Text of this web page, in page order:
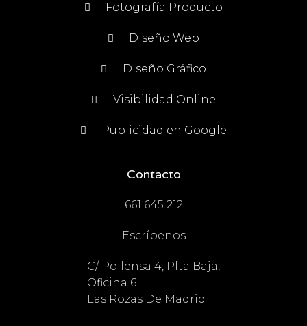
Fotografía Producto
Diseño Web
Diseño Gráfico
Visibilidad Online
Publicidad en Google
Contacto
661 645 212
Escríbenos
C/ Pollensa 4, Plta Baja,
Oficina 6
Las Rozas De Madrid